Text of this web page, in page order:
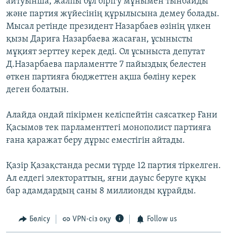
және партия жүйесінің құрылысына демеу болады.
Мысал ретінде президент Назарбаев өзінің үлкен
қызы Дариға Назарбаева жасаған, ұсынысты
мұқият зерттеу керек деді. Ол ұсыныста депутат
Д.Назарбаева парламентте 7 пайыздық белестен
өткен партияға бюджеттен ақша бөліну керек
деген болатын.
Алайда ондай пікірмен келіспейтін саясаткер Ғани
Қасымов тек парламенттегі монополист партияға
ғана қаражат беру дұрыс еместігін айтады.
Қазір Қазақстанда ресми түрде 12 партия тіркелген.
Ал елдегі электораттың, яғни дауыс беруге құқы
бар адамдардың саны 8 миллионды құрайды.
Бөлісу VPN-сіз оқу Follow us